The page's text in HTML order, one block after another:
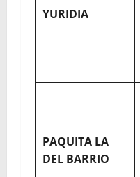
YURIDIA
PAQUITA LA
DEL BARRIO